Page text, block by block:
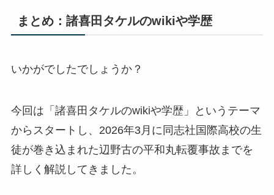
まとめ：諸喜田タケルのwikiや学歴
いかがでしたでしょうか？
今回は「諸喜田タケルのwikiや学歴」というテーマ
からスタートし、2026年3月に同志社国際高校の生
徒が巻き込まれた辺野古の平和丸転覆事故までを
詳しく解説してきました。